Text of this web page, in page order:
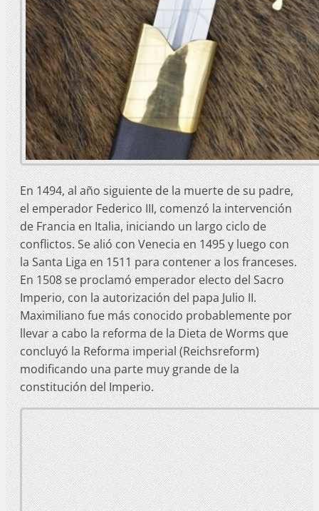
En 1494, al año siguiente de la muerte de su padre,
el emperador Federico III, comenzó la intervención
de Francia en Italia, iniciando un largo ciclo de
conflictos. Se alió con Venecia en 1495 y luego con
la Santa Liga en 1511 para contener a los franceses.
En 1508 se proclamó emperador electo del Sacro
Imperio, con la autorización del papa Julio II.
Maximiliano fue más conocido probablemente por
llevar a cabo la reforma de la Dieta de Worms que
concluyó la Reforma imperial (Reichsreform)
modificando una parte muy grande de la
constitución del Imperio.